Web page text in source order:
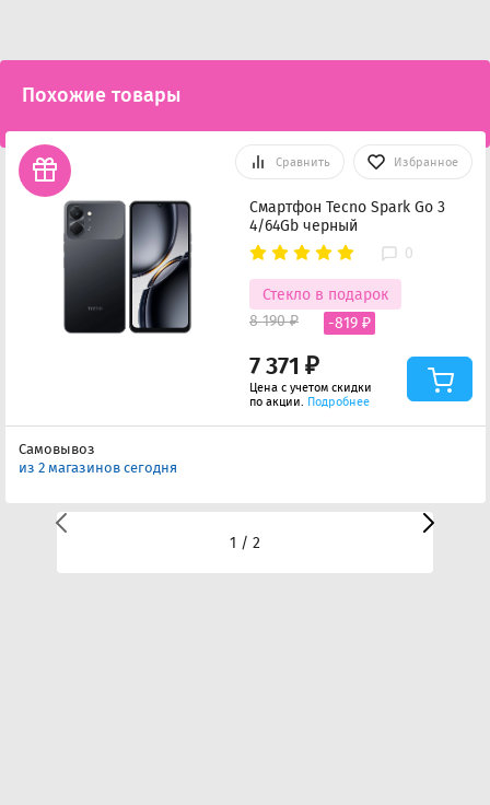
Похожие товары
Сравнить Избранное
Смартфон Tecno Spark Go 3
4/64Gb черный
0
Стекло в подарок
7 371 ₽
8 190 ₽ -819 ₽
Цена с учетом скидки
по акции. Подробнее
Самовывоз
из 2 магазинов сегодня
1 / 2